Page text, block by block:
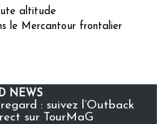
altitude
le Mercantour frontalier
NEWS
: suivez l’Outback
sur TourMaG